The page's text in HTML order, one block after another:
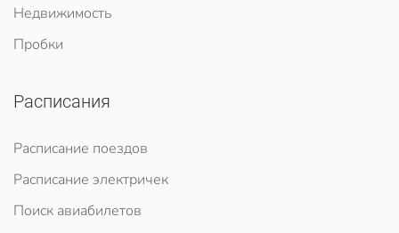
Недвижимость
Пробки
Расписания
Расписание поездов
Расписание электричек
Поиск авиабилетов